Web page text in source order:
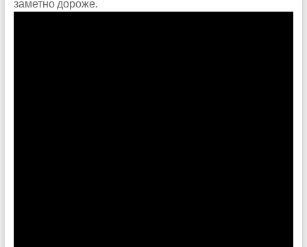
заметно дороже.